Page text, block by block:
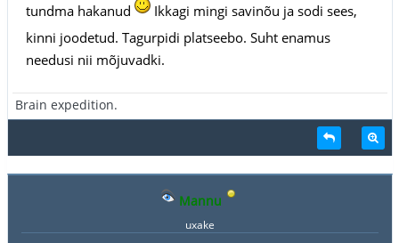
tundma hakanud
Ikkagi mingi savinõu ja sodi sees,
kinni joodetud. Tagurpidi platseebo. Suht enamus
needusi nii mõjuvadki.
Brain expedition.
Mannu
uxake